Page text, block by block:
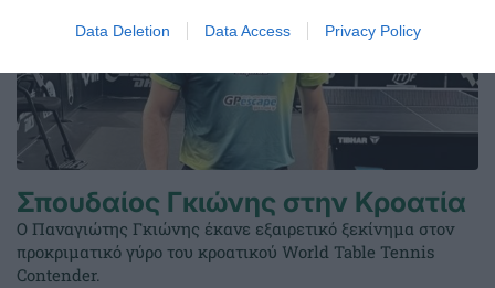
Data Deletion Data Access Privacy Policy
Σπουδαίος Γκιώνης στην Κροατία
Ο Παναγιώτης Γκιώνης έκανε εξαιρετικό ξεκίνημα στον
προκριματικό γύρο του κροατικού World Table Tennis
Contender.